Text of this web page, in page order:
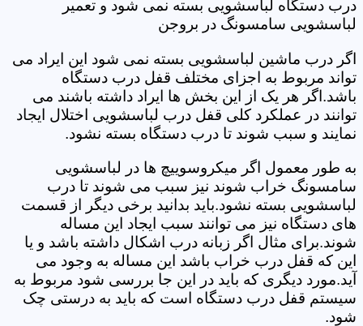
درب دستگاه لباسشویی بسته نمی شود و تعمیر
لباسشویی سامسونگ در بروجن
اگر درب ماشین لباسشویی بسته نمی شود این ایراد می
تواند مربوط به اجزای مختلف قفل درب دستگاه
باشد.اگر هر یک از این بخش ها ایراد داشته باشند می
توانند در عملکرد کلی قفل درب لباسشویی اختلال ایجاد
نمایند و سبب شوند تا درب دستگاه بسته نشود.
به طور معمول اگر میکروسوییچ ها در لباسشویی
سامسونگ خراب شوند نیز سبب می شوند تا درب
لباسشویی بسته نشود.باید بدانید برخی دیگر از قسمت
های دستگاه نیز می توانند سبب ایجاد این مساله
شوند.برای مثال اگر زبانه درب اشکال داشته باشد و یا
این که قفل درب خراب باشد این مساله به وجود می
آید.مورد دیگری که باید در این جا بررسی شود مربوط به
سیستم قفل درب دستگاه است که باید به درستی چک
شود.